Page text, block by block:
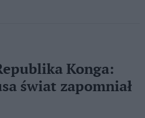
Konga:
świat zapomniał